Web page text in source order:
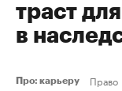
траст
в
Про: карьеру
Право